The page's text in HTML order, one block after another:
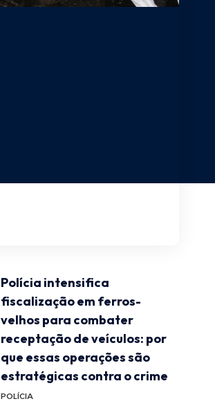
Polícia intensifica
fiscalização em ferros-
velhos para combater
receptação de veículos: por
que essas operações são
estratégicas contra o crime
POLÍCIA